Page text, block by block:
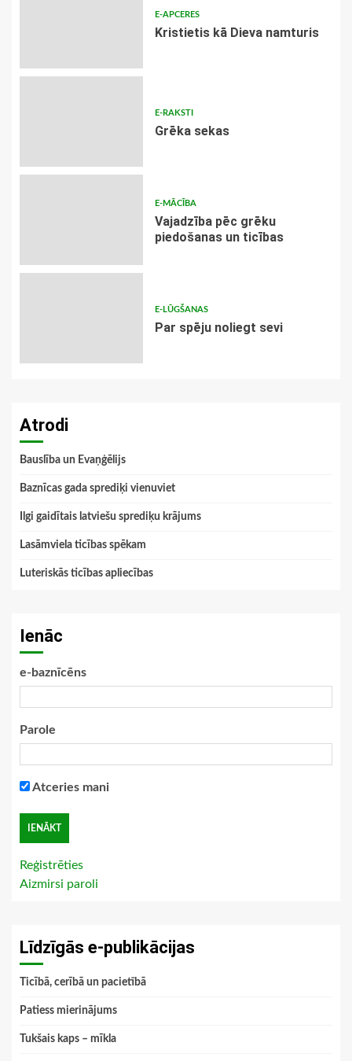
E-APCERES
Kristietis kā Dieva namturis
E-RAKSTI
Grēka sekas
E-MĀCĪBA
Vajadzība pēc grēku
piedošanas un ticības
E-LŪGŠANAS
Par spēju noliegt sevi
Atrodi
Bauslība un Evaņģēlijs
Baznīcas gada sprediķi vienuviet
Ilgi gaidītais latviešu sprediķu krājums
Lasāmviela ticības spēkam
Luteriskās ticības apliecības
Ienāc
e-baznīcēns
Parole
Atceries mani
Reģistrēties
Aizmirsi paroli
Līdzīgās e-publikācijas
Ticībā, cerībā un pacietībā
Patiess mierinājums
Tukšais kaps – mīkla